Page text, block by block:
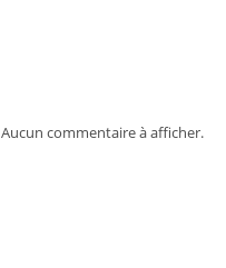
Aucun commentaire à afficher.